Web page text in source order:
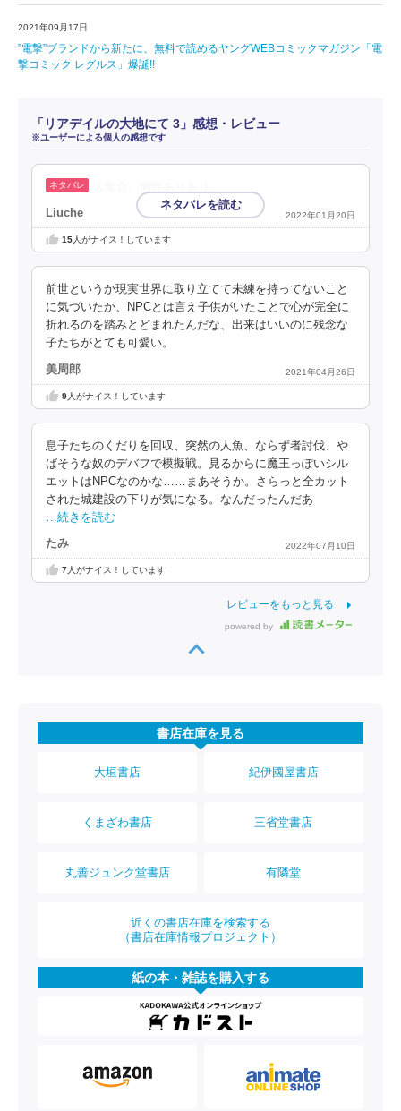
2021年09月17日
”電撃”ブランドから新たに、無料で読めるヤングWEBコミックマガジン「電
撃コミック レグルス」爆誕!!
「リアデイルの大地にて 3」感想・レビュー
※ユーザーによる個人の感想です
Liuche 2022年01月20日
15人がナイス！しています
前世というか現実世界に取り立てて未練を持ってないこと
に気づいたか、NPCとは言え子供がいたことで心が完全に
折れるのを踏みとどまれたんだな、出来はいいのに残念な
子たちがとても可愛い。
美周郎 2021年04月26日
9人がナイス！しています
息子たちのくだりを回収、突然の人魚、ならず者討伐、や
ばそうな奴のデバフで模擬戦。見るからに魔王っぽいシル
エットはNPCなのかな……まあそうか。さらっと全カット
された城建設の下りが気になる。なんだったんだあ
…続きを読む
たみ 2022年07月10日
7人がナイス！しています
レビューをもっと見る
powered by
書店在庫を見る
大垣書店 紀伊國屋書店
くまざわ書店 三省堂書店
丸善ジュンク堂書店 有隣堂
近くの書店在庫を検索する
（書店在庫情報プロジェクト）
紙の本・雑誌を購入する